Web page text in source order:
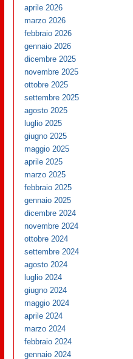
aprile 2026
marzo 2026
febbraio 2026
gennaio 2026
dicembre 2025
novembre 2025
ottobre 2025
settembre 2025
agosto 2025
luglio 2025
giugno 2025
maggio 2025
aprile 2025
marzo 2025
febbraio 2025
gennaio 2025
dicembre 2024
novembre 2024
ottobre 2024
settembre 2024
agosto 2024
luglio 2024
giugno 2024
maggio 2024
aprile 2024
marzo 2024
febbraio 2024
gennaio 2024